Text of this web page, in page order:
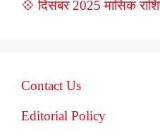
💠 दिसंबर 2025 मासिक
Contact Us
Editorial Policy